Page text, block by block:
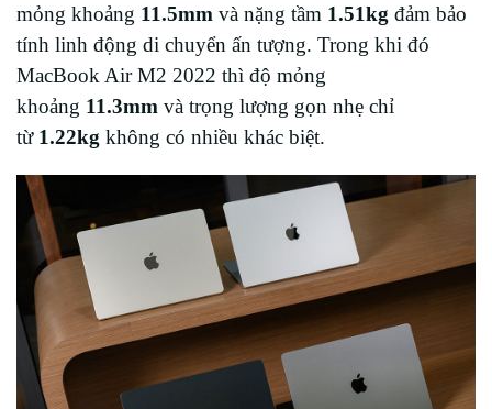
mỏng khoảng 11.5mm và nặng tầm 1.51kg đảm bảo
tính linh động di chuyển ấn tượng. Trong khi đó
MacBook Air M2 2022 thì độ mỏng
khoảng 11.3mm và trọng lượng gọn nhẹ chỉ
từ1.22kg không có nhiều khác biệt.